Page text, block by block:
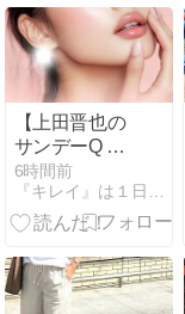
児島＆オンラ
イン 美容講師
【上田晋也の
サンデーQ 】
小田切ヒロさ
ん伝授！夏の
毛穴ケア～デ
イベリン～
6時間前
『キレイ』は１日にしてならず